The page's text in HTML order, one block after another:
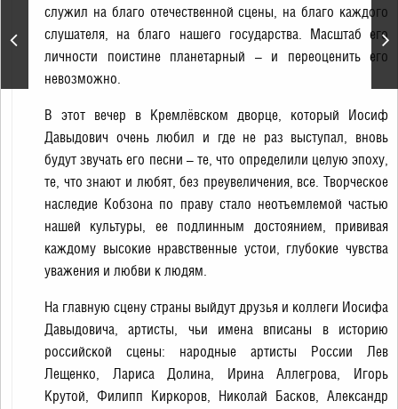
Концертная программа
Ларисы Гордьеры «Всё
начинается с любви»
служил на благо отечественной сцены, на благо каждого
слушателя, на благо нашего государства. Масштаб его
личности поистине планетарный – и переоценить его
невозможно.
В этот вечер в Кремлёвском дворце, который Иосиф
Давыдович очень любил и где не раз выступал, вновь
будут звучать его песни – те, что определили целую эпоху,
те, что знают и любят, без преувеличения, все. Творческое
наследие Кобзона по праву стало неотъемлемой частью
нашей культуры, ее подлинным достоянием, прививая
каждому высокие нравственные устои, глубокие чувства
уважения и любви к людям.
На главную сцену страны выйдут друзья и коллеги Иосифа
Давыдовича, артисты, чьи имена вписаны в историю
российской сцены: народные артисты России Лев
Лещенко, Лариса Долина, Ирина Аллегрова, Игорь
Крутой, Филипп Киркоров, Николай Басков, Александр